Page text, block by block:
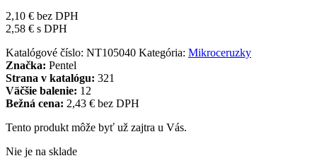
2,10 € bez DPH
2,58 € s DPH
Katalógové číslo: NT105040 Kategória: Mikroceruzky
Značka: Pentel
Strana v katalógu: 321
Väčšie balenie: 12
Bežná cena: 2,43 € bez DPH
Tento produkt môže byť už zajtra u Vás.
Nie je na sklade